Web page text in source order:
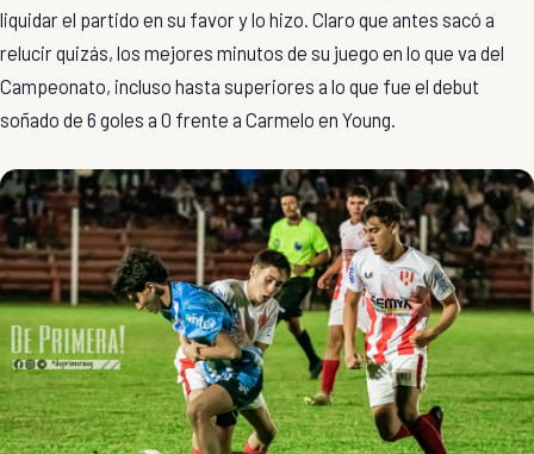
liquidar el partido en su favor y lo hizo. Claro que antes sacó a
relucir quizás, los mejores minutos de su juego en lo que va del
Campeonato, incluso hasta superiores a lo que fue el debut
soñado de 6 goles a 0 frente a Carmelo en Young.